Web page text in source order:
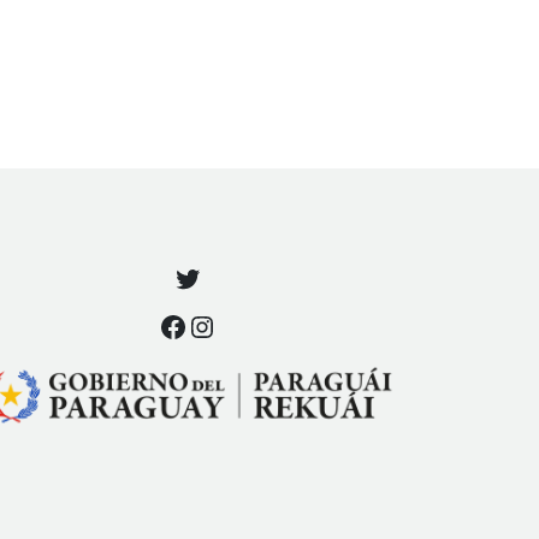
Twitter
Facebook
Instagram